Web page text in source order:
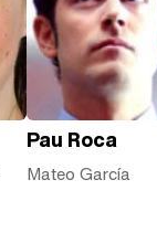
Pau Roca
Mateo García